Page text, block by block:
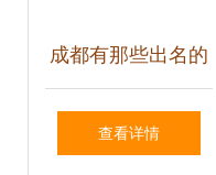
成都有那些出名的
房地产开发公司
查看详情